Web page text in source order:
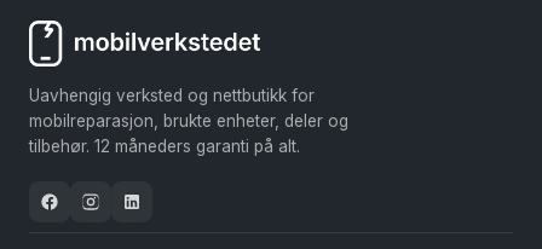
Alternativene
kan
velges
på
Uavhengig verksted og nettbutikk for
mobilreparasjon, brukte enheter, deler og
tilbehør. 12 måneders garanti på alt.